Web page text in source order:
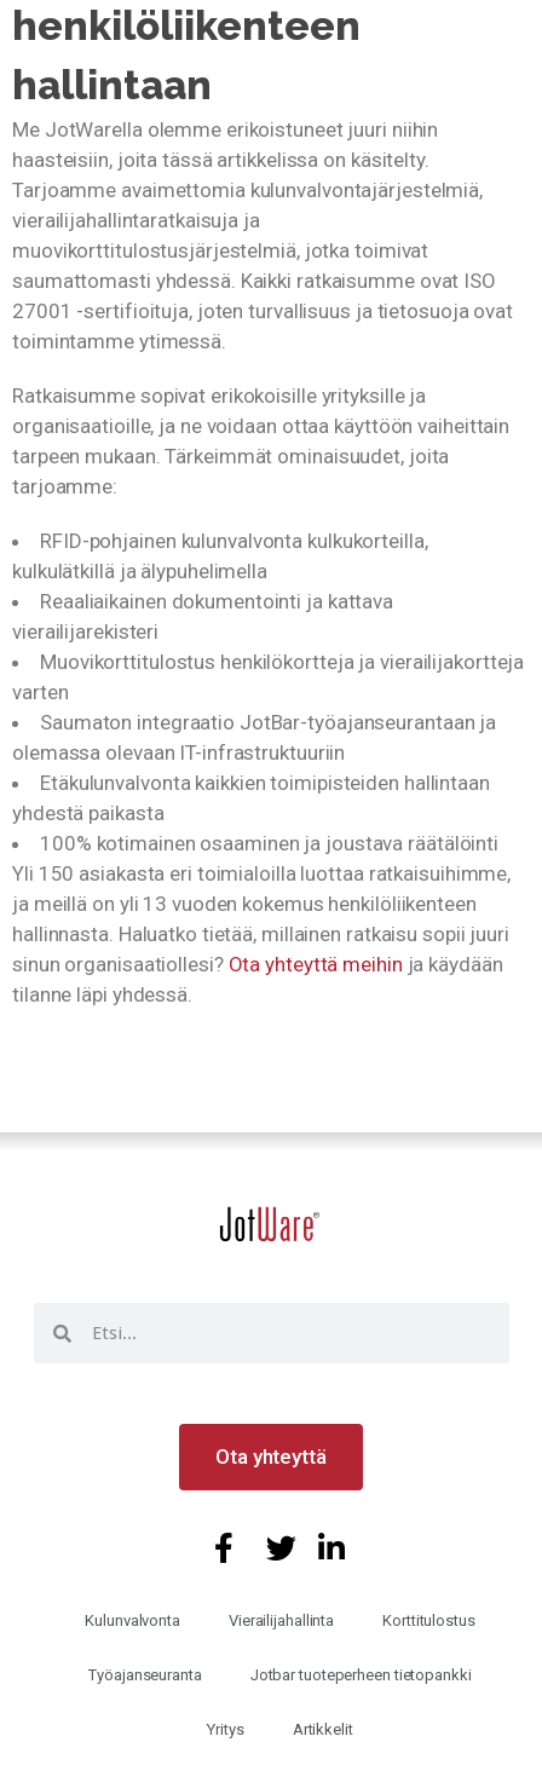
henkilöliikenteen
hallintaan
Me JotWarella olemme erikoistuneet juuri niihin
haasteisiin, joita tässä artikkelissa on käsitelty.
Tarjoamme avaimettomia kulunvalvontajärjestelmiä,
vierailijahallintaratkaisuja ja
muovikorttitulostusjärjestelmiä, jotka toimivat
saumattomasti yhdessä. Kaikki ratkaisumme ovat ISO
27001 -sertifioituja, joten turvallisuus ja tietosuoja ovat
toimintamme ytimessä.
Ratkaisumme sopivat erikokoisille yrityksille ja
organisaatioille, ja ne voidaan ottaa käyttöön vaiheittain
tarpeen mukaan. Tärkeimmät ominaisuudet, joita
tarjoamme:
RFID-pohjainen kulunvalvonta kulkukorteilla,
kulkulätkillä ja älypuhelimella
Reaaliaikainen dokumentointi ja kattava
vierailijarekisteri
Muovikorttitulostus henkilökortteja ja vierailijakortteja
varten
Saumaton integraatio JotBar-työajanseurantaan ja
olemassa olevaan IT-infrastruktuuriin
Etäkulunvalvonta kaikkien toimipisteiden hallintaan
yhdestä paikasta
100% kotimainen osaaminen ja joustava räätälöinti
Yli 150 asiakasta eri toimialoilla luottaa ratkaisuihimme,
ja meillä on yli 13 vuoden kokemus henkilöliikenteen
hallinnasta. Haluatko tietää, millainen ratkaisu sopii juuri
sinun organisaatiollesi? Ota yhteyttä meihin ja käydään
tilanne läpi yhdessä.
Ota yhteyttä
Kulunvalvonta Vierailijahallinta Korttitulostus
Työajanseuranta Jotbar tuoteperheen tietopankki
Yritys Artikkelit